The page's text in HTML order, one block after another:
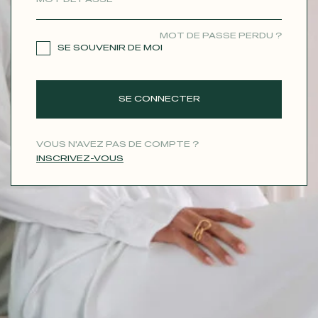
MOT DE PASSE PERDU ?
SE SOUVENIR DE MOI
SE CONNECTER
VOUS N'AVEZ PAS DE COMPTE ?
INSCRIVEZ-VOUS